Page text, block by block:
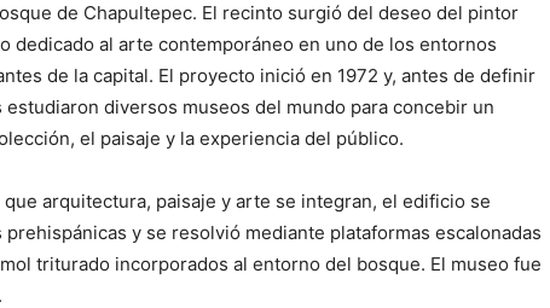
de Chapultepec. El recinto surgió del deseo del pintor
dedicado al arte contemporáneo en uno de los entornos
de la capital. El proyecto inició en 1972 y, antes de definir
diversos museos del mundo para concebir un
el paisaje y la experiencia del público.
arquitectura, paisaje y arte se integran, el edificio se
y se resolvió mediante plataformas escalonadas
triturado incorporados al entorno del bosque. El museo fue